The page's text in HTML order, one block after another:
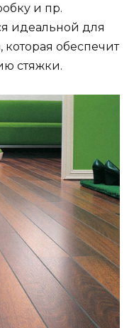
и пр.
идеальной для
которая обеспечит
стяжки.